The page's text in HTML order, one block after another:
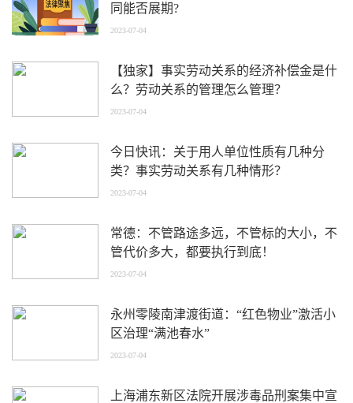
同能否展期?
2023-07-04
【独家】事实劳动关系的经济补偿金是什
么？劳动关系的管理怎么管理？
2023-07-04
今日快讯：关于用人单位性质有几种分
类？事实劳动关系有几种情形？
2023-07-04
常德：不管路途多远，不管标的大小，不
管代价多大，都要执行到底！
2023-07-04
永州零陵南津渡街道：“红色物业”激活小
区治理“满池春水”
2023-07-04
上海浦东新区法院开展涉毒品刑案集中宣